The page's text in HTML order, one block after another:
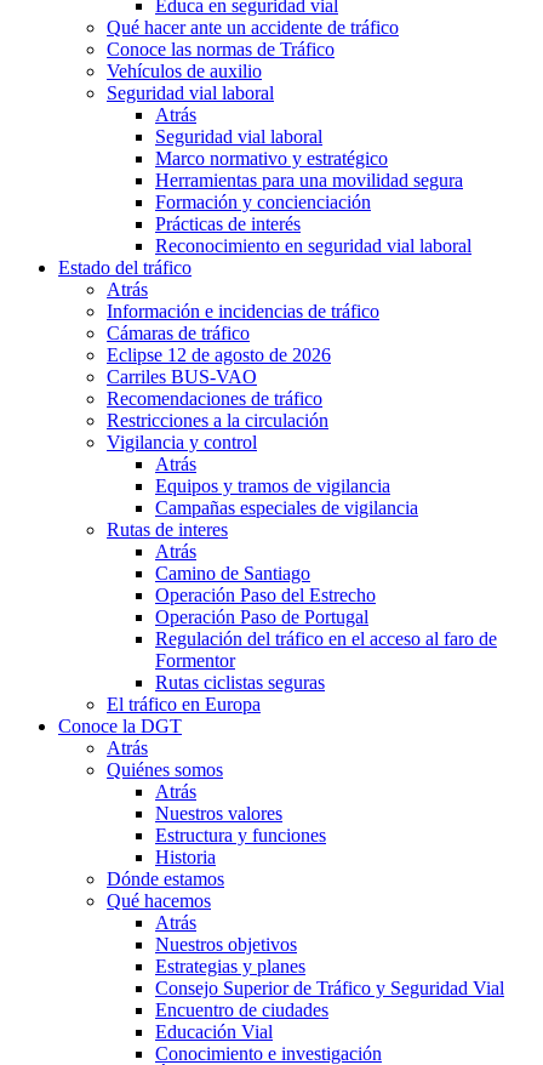
Educa en seguridad vial
Qué hacer ante un accidente de tráfico
Conoce las normas de Tráfico
Vehículos de auxilio
Seguridad vial laboral
Atrás
Seguridad vial laboral
Marco normativo y estratégico
Herramientas para una movilidad segura
Formación y concienciación
Prácticas de interés
Reconocimiento en seguridad vial laboral
Estado del tráfico
Atrás
Información e incidencias de tráfico
Cámaras de tráfico
Eclipse 12 de agosto de 2026
Carriles BUS-VAO
Recomendaciones de tráfico
Restricciones a la circulación
Vigilancia y control
Atrás
Equipos y tramos de vigilancia
Campañas especiales de vigilancia
Rutas de interes
Atrás
Camino de Santiago
Operación Paso del Estrecho
Operación Paso de Portugal
Regulación del tráfico en el acceso al faro de
Formentor
Rutas ciclistas seguras
El tráfico en Europa
Conoce la DGT
Atrás
Quiénes somos
Atrás
Nuestros valores
Estructura y funciones
Historia
Dónde estamos
Qué hacemos
Atrás
Nuestros objetivos
Estrategias y planes
Consejo Superior de Tráfico y Seguridad Vial
Encuentro de ciudades
Educación Vial
Conocimiento e investigación